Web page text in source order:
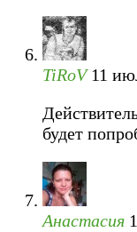
TiRoV 11
будет
Анастасия